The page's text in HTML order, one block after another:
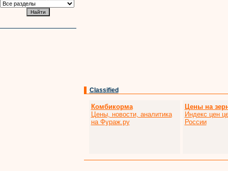
Classified
Комбикорма
Цены, новости, аналитика
на Фураж.ру
Цены на
Индекс цен
России